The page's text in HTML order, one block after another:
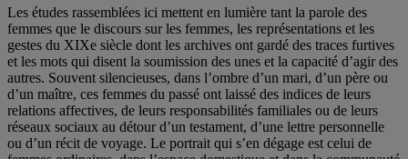
Les études rassemblées ici mettent en lumière tant la parole des
femmes que le discours sur les femmes, les représentations et les
gestes du XIXe siècle dont les archives ont gardé des traces furtives
et les mots qui disent la soumission des unes et la capacité d’agir des
autres. Souvent silencieuses, dans l’ombre d’un mari, d’un père ou
d’un maître, ces femmes du passé ont laissé des indices de leurs
relations affectives, de leurs responsabilités familiales ou de leurs
réseaux sociaux au détour d’un testament, d’une lettre personnelle
ou d’un récit de voyage. Le portrait qui s’en dégage est celui de